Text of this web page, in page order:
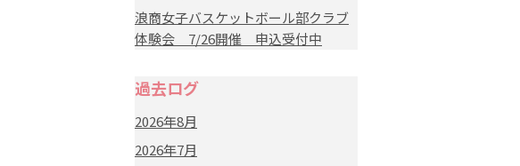
浪商女子バスケットボール部クラブ
体験会 7/26開催 申込受付中
過去ログ
2026年8月
2026年7月